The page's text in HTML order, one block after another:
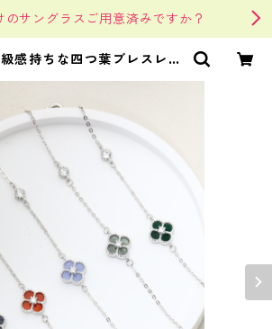
のサングラスご用意済みですか？
感持ちな四つ葉ブレスレッ